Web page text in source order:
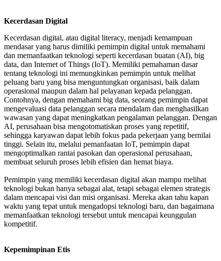
Kecerdasan Digital
Kecerdasan digital, atau digital literacy, menjadi kemampuan
mendasar yang harus dimiliki pemimpin digital untuk memahami
dan memanfaatkan teknologi seperti kecerdasan buatan (AI), big
data, dan Internet of Things (IoT). Memiliki pemahaman dasar
tentang teknologi ini memungkinkan pemimpin untuk melihat
peluang baru yang bisa menguntungkan organisasi, baik dalam
operasional maupun dalam hal pelayanan kepada pelanggan.
Contohnya, dengan memahami big data, seorang pemimpin dapat
mengevaluasi data pelanggan secara mendalam dan menghasilkan
wawasan yang dapat meningkatkan pengalaman pelanggan. Dengan
AI, perusahaan bisa mengotomatiskan proses yang repetitif,
sehingga karyawan dapat lebih fokus pada pekerjaan yang bernilai
tinggi. Selain itu, melalui pemanfaatan IoT, pemimpin dapat
mengoptimalkan rantai pasokan dan operasional perusahaan,
membuat seluruh proses lebih efisien dan hemat biaya.
Pemimpin yang memiliki kecerdasan digital akan mampu melihat
teknologi bukan hanya sebagai alat, tetapi sebagai elemen strategis
dalam mencapai visi dan misi organisasi. Mereka akan tahu kapan
waktu yang tepat untuk mengadopsi teknologi baru, dan bagaimana
memanfaatkan teknologi tersebut untuk mencapai keunggulan
kompetitif.
Kepemimpinan Etis